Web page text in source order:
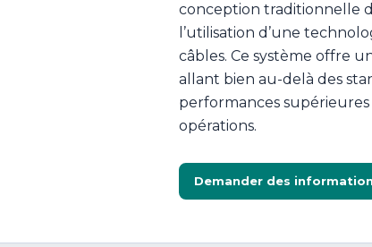
conception traditionnelle
l’utilisation d’une
câbles. Ce système offre
allant bien au-delà des
performances
opérations.
Demander des